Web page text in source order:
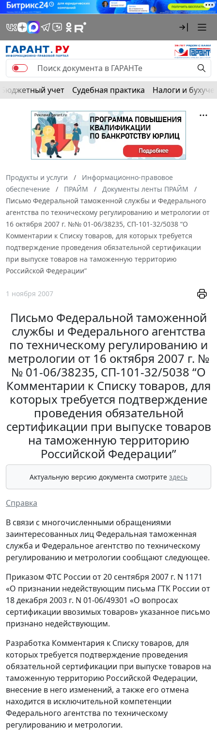
Бюджетный учет Судебная практика Налоги и
Продукты и услуги
Информационно-правовое
обеспечение
ПРАЙМ
Документы ленты ПРАЙМ
Письмо Федеральной таможенной службы и Федерального
агентства по техническому регулированию и метрологии от
16 октября 2007 г. №№ 01-06/38235, СП-101-32/5038 “О
Комментарии к Списку товаров, для которых требуется
подтверждение проведения обязательной сертификации
при выпуске товаров на таможенную территорию
Российской Федерации”
1 ноября 2007
Письмо Федеральной таможенной
службы и Федерального агентства
по техническому регулированию и
метрологии от 16 октября 2007 г. №
№ 01-06/38235, СП-101-32/5038 “О
Комментарии к Списку товаров, для
которых требуется подтверждение
проведения обязательной
сертификации при выпуске товаров
на таможенную территорию
Российской Федерации”
Актуальную версию документа смотрите здесь
Справка
В связи с многочисленными обращениями
заинтересованных лиц Федеральная таможенная
служба и Федеральное агентство по техническому
регулированию и метрологии сообщают следующее.
Приказом ФТС России от 20 сентября 2007 г. N 1171
«О признании недействующим письма ГТК России от
18 декабря 2003 г. N 01-06/49301 «О вопросах
сертификации ввозимых товаров» указанное письмо
признано недействующим.
Разработка Комментария к Списку товаров, для
которых требуется подтверждение проведения
обязательной сертификации при выпуске товаров на
таможенную территорию Российской Федерации,
внесение в него изменений, а также его отмена
находится в исключительной компетенции
Федерального агентства по техническому
регулированию и метрологии.